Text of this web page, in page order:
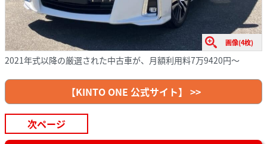
画像(4枚)
2021年式以降の厳選された中古車が、月額利用料7万9420円～
【KINTO ONE 公式サイト】 >>
次ページ